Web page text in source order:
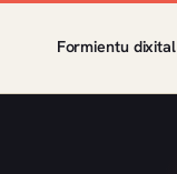
Formientu dixital